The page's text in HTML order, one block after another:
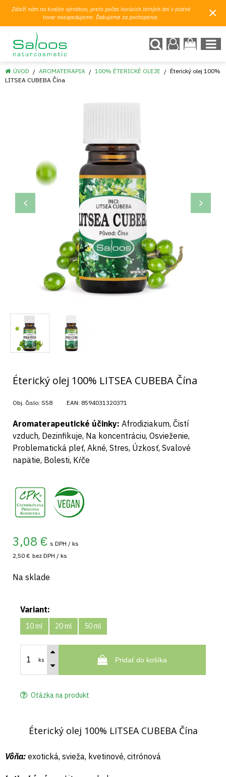
Záleží nám na kvalite výrobkov, preto počas horúcich letných dní v piatok
tovar neexpedujeme. Ďakujeme za pochopenie.
×
ÚVOD AROMATERAPIA 100% ÉTERICKÉ OLEJE
Éterický olej 100%
LITSEA CUBEBA Čína
Éterický olej 100% LITSEA CUBEBA Čína
Obj. čislo: S58 EAN: 8594031320371
Aromaterapeutické účinky: Afrodiziakum, Čistí
vzduch, Dezinfikuje, Na koncentráciu, Osvieženie,
Problematická pleť, Akné, Stres, Úzkosť, Svalové
napätie, Bolesti, Kŕče
3,08 € s DPH / ks
2,50 € bez DPH / ks
Na sklade
Variant:
10 ml 20 ml 50 ml
ks Pridať do košíka
Otázka na produkt
Éterický olej 100% LITSEA CUBEBA Čína
Vôňa: exotická, svieža, kvetinové, citrónová